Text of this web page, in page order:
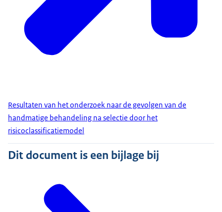
Resultaten van het onderzoek naar de gevolgen van de
handmatige behandeling na selectie door het
risicoclassificatiemodel
Dit document is een bijlage bij